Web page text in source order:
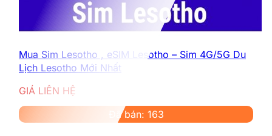
Mua Sim Lesotho , eSIM Lesotho – Sim 4G/5G Du
Lịch Lesotho Mới Nhất
GIÁ LIÊN HỆ
Đã bán: 163